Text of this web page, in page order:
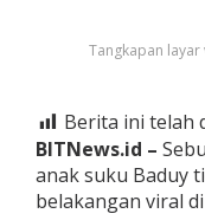
e
a
k
s
K
Tangkapan layar
Berita ini telah
BITNews.id –
anak suku Baduy
belakangan viral